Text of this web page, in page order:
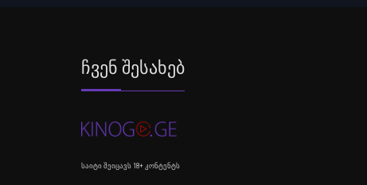
Ჩვენ Შესახებ
საიტი შეიცავს 18+ კონტენტს